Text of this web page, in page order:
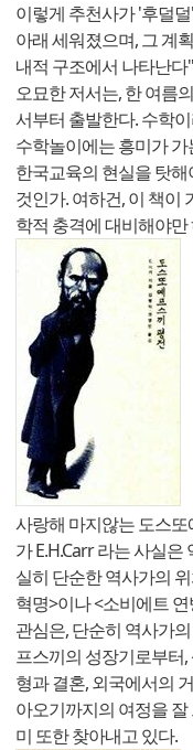
이렇게 추천사가 '후덜
아래 세워졌으며, 그 계
내적 구조에서 나타난
오묘한 저서는, 한 여름
서부터 출발한다. 수학
수학놀이에는 흥미가
한국교육의 현실을 탓
것인가. 여하건, 이 책이
학적 충격에 대비해야만
사랑해 마지않는 도스
가 E.H.Carr 라는 사실
실히 단순한 역사가의
혁명>이나 <소비에트
관심은, 단순히 역사가
프스끼의 성장기로부터
형과 결혼, 외국에서의
아오기까지의 여정을
미 또한 찾아내고 있다.